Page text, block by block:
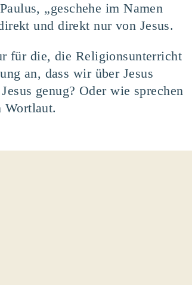
„geschehe im Namen
und direkt nur von Jesus.
für die, die Religionsunterricht
an, dass wir über Jesus
genug? Oder wie sprechen
Wortlaut.